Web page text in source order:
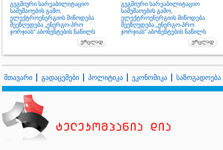
გეგმიური სარეაბილიტაციო
სამუშაოების გამო,
ელექტროენერგიის მიწოდება
შეეზღუდება „ენერგო-პრო
ჯორჯიას“ აბონენტების ნაწილს
გეგმიური სარეაბილიტაციო
სამუშაოების გამო,
ელექტროენერგიის მიწოდება
შეეზღუდება „ენერგო-პრო
ჯორჯიას“ აბონენტების ნაწილს
მთავარი გადაცემები პოლიტიკა ეკონომიკა საზოგადოება